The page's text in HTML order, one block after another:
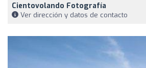
Cientovolando Fotografía
Ver dirección y datos de contacto